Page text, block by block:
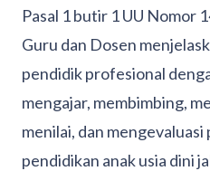
Pasal 1 butir 1 UU Nomor
Guru dan Dosen
pendidik profesional
mengajar, membimbing,
menilai, dan
pendidikan anak usia dini